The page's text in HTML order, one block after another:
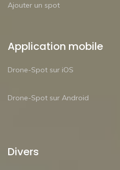
Ajouter un spot
Application mobile
Drone-Spot sur iOS
Drone-Spot sur Android
Divers